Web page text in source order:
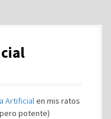
Artificialen mis ratos
potente)